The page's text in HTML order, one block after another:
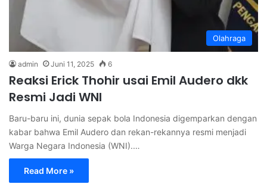
Olahraga
admin Juni 11, 2025 6
Reaksi Erick Thohir usai Emil Audero dkk
Resmi Jadi WNI
Baru-baru ini, dunia sepak bola Indonesia digemparkan dengan
kabar bahwa Emil Audero dan rekan-rekannya resmi menjadi
Warga Negara Indonesia (WNI).…
Read More »